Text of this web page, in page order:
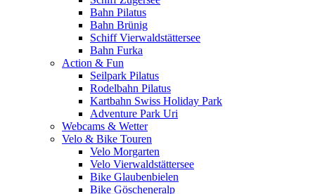
Bahn Pilatus
Bahn Brünig
Schiff Vierwaldstättersee
Bahn Furka
Action & Fun
Seilpark Pilatus
Rodelbahn Pilatus
Kartbahn Swiss Holiday Park
Adventure Park Uri
Webcams & Wetter
Velo & Bike Touren
Velo Morgarten
Velo Vierwaldstättersee
Bike Glaubenbielen
Bike Göscheneralp